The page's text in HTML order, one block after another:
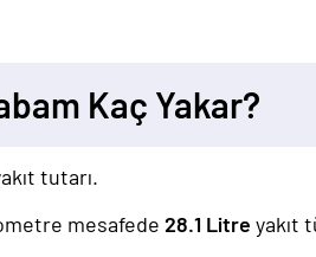
Kaç Yakar?
tutarı.
mesafede 28.1 Litre yakıt